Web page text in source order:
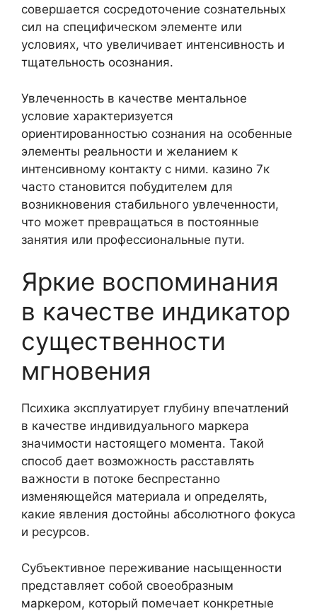
совершается сосредоточение сознательных
сил на специфическом элементе или
условиях, что увеличивает интенсивность и
тщательность осознания.
Увлеченность в качестве ментальное
условие характеризуется
ориентированностью сознания на особенные
элементы реальности и желанием к
интенсивному контакту с ними. казино 7к
часто становится побудителем для
возникновения стабильного увлеченности,
что может превращаться в постоянные
занятия или профессиональные пути.
Яркие воспоминания
в качестве индикатор
существенности
мгновения
Психика эксплуатирует глубину впечатлений
в качестве индивидуального маркера
значимости настоящего момента. Такой
способ дает возможность расставлять
важности в потоке беспрестанно
изменяющейся материала и определять,
какие явления достойны абсолютного фокуса
и ресурсов.
Субъективное переживание насыщенности
представляет собой своеобразным
маркером, который помечает конкретные